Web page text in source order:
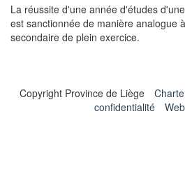
La réussite d'une année d'études
est sanctionnée de manière analogue
secondaire de plein exercice.
Copyright Province de Liège
confidentialité